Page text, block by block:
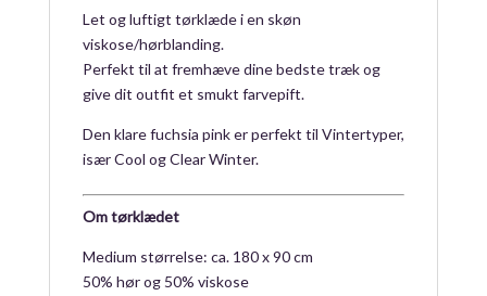
Let og luftigt tørklæde i en skøn
viskose/hørblanding.
Perfekt til at fremhæve dine bedste træk og
give dit outfit et smukt farvepift.
Den klare fuchsia pink er perfekt til Vintertyper,
især Cool og Clear Winter.
Om tørklædet
Medium størrelse: ca. 180 x 90 cm
50% hør og 50% viskose